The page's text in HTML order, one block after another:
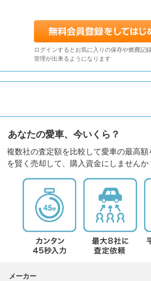
ログインするとお気に入りの保存や燃費記
管理が出来るようになります
あなたの愛車、今いくら？
複数社の査定額を比較して愛車の最高
を賢く売却して、購入資金にしませんか
メーカー